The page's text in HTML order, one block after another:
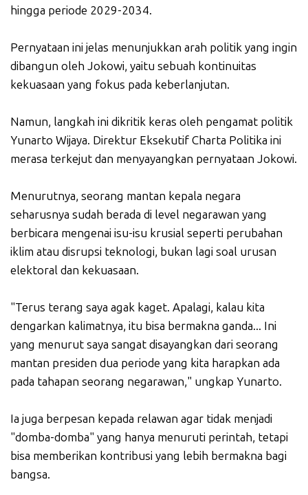
hingga periode 2029-2034.
Pernyataan ini jelas menunjukkan arah politik yang ingin
dibangun oleh Jokowi, yaitu sebuah kontinuitas
kekuasaan yang fokus pada keberlanjutan.
Namun, langkah ini dikritik keras oleh pengamat politik
Yunarto Wijaya. Direktur Eksekutif Charta Politika ini
merasa terkejut dan menyayangkan pernyataan Jokowi.
Menurutnya, seorang mantan kepala negara
seharusnya sudah berada di level negarawan yang
berbicara mengenai isu-isu krusial seperti perubahan
iklim atau disrupsi teknologi, bukan lagi soal urusan
elektoral dan kekuasaan.
"Terus terang saya agak kaget. Apalagi, kalau kita
dengarkan kalimatnya, itu bisa bermakna ganda... Ini
yang menurut saya sangat disayangkan dari seorang
mantan presiden dua periode yang kita harapkan ada
pada tahapan seorang negarawan," ungkap Yunarto.
Ia juga berpesan kepada relawan agar tidak menjadi
"domba-domba" yang hanya menuruti perintah, tetapi
bisa memberikan kontribusi yang lebih bermakna bagi
bangsa.